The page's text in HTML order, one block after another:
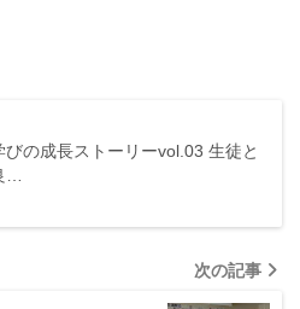
びの成長ストーリーvol.03 生徒と
…
次の記事